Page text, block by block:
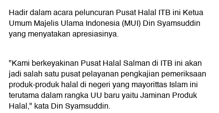
Hadir dalam acara peluncuran Pusat Halal ITB ini Ketua
Umum Majelis Ulama Indonesia (MUI) Din Syamsuddin
yang menyatakan apresiasinya.
"Kami berkeyakinan Pusat Halal Salman di ITB ini akan
jadi salah satu pusat pelayanan pengkajian pemeriksaan
produk-produk halal di negeri yang mayorittas Islam ini
terutama dalam rangka UU baru yaitu Jaminan Produk
Halal," kata Din Syamsuddin.